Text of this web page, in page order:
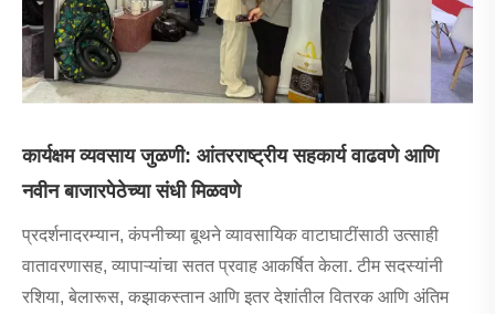
कार्यक्षम व्यवसाय जुळणी: आंतरराष्ट्रीय सहकार्य वाढवणे आणि
नवीन बाजारपेठेच्या संधी मिळवणे
प्रदर्शनादरम्यान, कंपनीच्या बूथने व्यावसायिक वाटाघाटींसाठी उत्साही
वातावरणासह, व्यापाऱ्यांचा सतत प्रवाह आकर्षित केला. टीम सदस्यांनी
रशिया, बेलारूस, कझाकस्तान आणि इतर देशांतील वितरक आणि अंतिम